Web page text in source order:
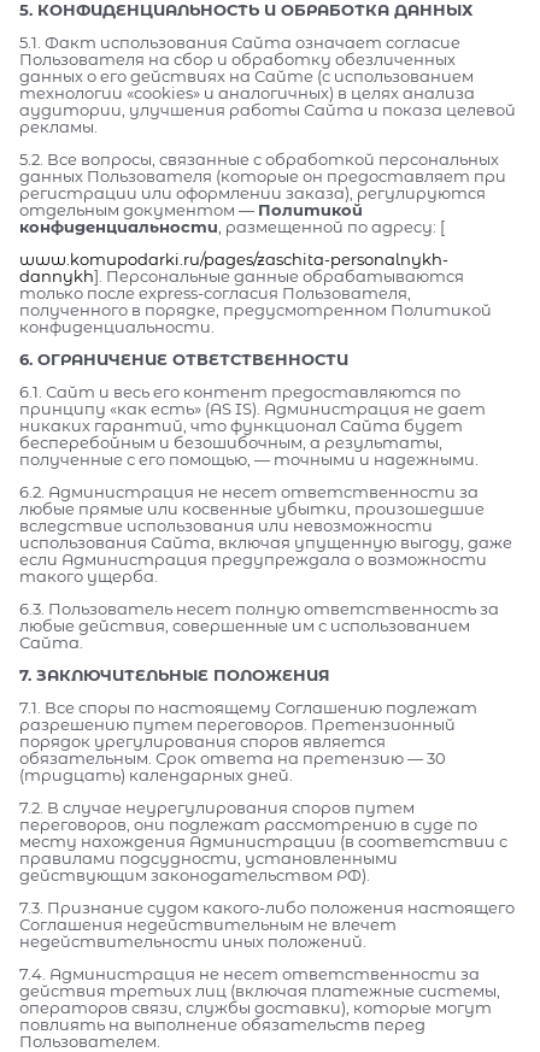
5. КОНФИДЕНЦИАЛЬНОСТЬ И ОБРАБОТКА ДАННЫХ
5.1. Факт использования Сайта означает согласие
Пользователя на сбор и обработку обезличенных
данных о его действиях на Сайте (с использованием
технологии «cookies» и аналогичных) в целях анализа
аудитории, улучшения работы Сайта и показа целевой
рекламы.
5.2. Все вопросы, связанные с обработкой персональных
данных Пользователя (которые он предоставляет при
регистрации или оформлении заказа), регулируются
отдельным документом — Политикой
конфиденциальности , размещенной по адресу: [
www.komupodarki.ru/pages/zaschita-personalnykh-
dannykh]. Персональные данные обрабатываются
только после express-согласия Пользователя,
полученного в порядке, предусмотренном Политикой
конфиденциальности.
6. ОГРАНИЧЕНИЕ ОТВЕТСТВЕННОСТИ
6.1. Сайт и весь его контент предоставляются по
принципу «как есть» (AS IS). Администрация не дает
никаких гарантий, что функционал Сайта будет
бесперебойным и безошибочным, а результаты,
полученные с его помощью, — точными и надежными.
6.2. Администрация не несет ответственности за
любые прямые или косвенные убытки, произошедшие
вследствие использования или невозможности
использования Сайта, включая упущенную выгоду, даже
если Администрация предупреждала о возможности
такого ущерба.
6.3. Пользователь несет полную ответственность за
любые действия, совершенные им с использованием
Сайта.
7. ЗАКЛЮЧИТЕЛЬНЫЕ ПОЛОЖЕНИЯ
7.1. Все споры по настоящему Соглашению подлежат
разрешению путем переговоров. Претензионный
порядок урегулирования споров является
обязательным. Срок ответа на претензию — 30
(тридцать) календарных дней.
7.2. В случае неурегулирования споров путем
переговоров, они подлежат рассмотрению в суде по
месту нахождения Администрации (в соответствии с
правилами подсудности, установленными
действующим законодательством РФ).
7.3. Признание судом какого-либо положения настоящего
Соглашения недействительным не влечет
недействительности иных положений.
7.4. Администрация не несет ответственности за
действия третьих лиц (включая платежные системы,
операторов связи, службы доставки), которые могут
повлиять на выполнение обязательств перед
Пользователем.